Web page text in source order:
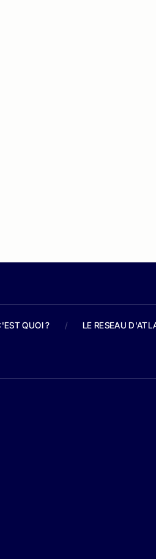
QUOI ? / LE RESEAU